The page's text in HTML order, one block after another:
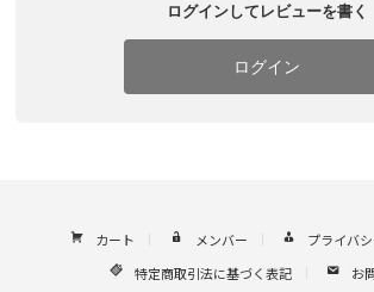
ログインしてレビューを書く
ログイン
カート メンバー プライバ
特定商取引法に基づく表記 お